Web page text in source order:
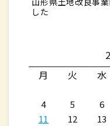
した
月
火 水
4
5 6
11
12 13